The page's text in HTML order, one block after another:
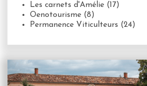
Les carnets d'Amélie (17)
Oenotourisme (8)
Permanence Viticulteurs (24)